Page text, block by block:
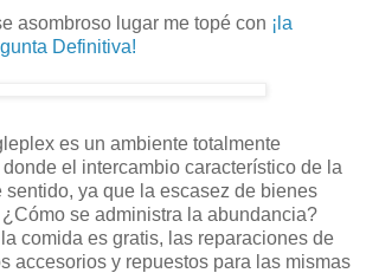
asombroso lugar me topé con ¡la
Definitiva!
es un ambiente totalmente
el intercambio característico de la
sentido, ya que la escasez de bienes
se administra la abundancia?
comida es gratis, las reparaciones de
accesorios y repuestos para las mismas